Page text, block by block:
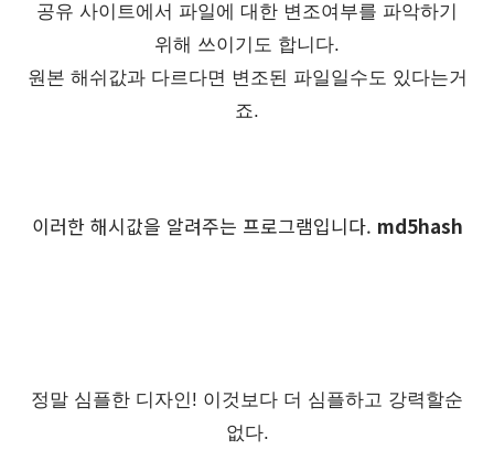
공유 사이트에서 파일에 대한 변조여부를 파악하기
위해 쓰이기도 합니다.
원본 해쉬값과 다르다면 변조된 파일일수도 있다는거
죠.
이러한 해시값을 알려주는 프로그램입니다. md5hash
정말 심플한 디자인! 이것보다 더 심플하고 강력할순
없다.